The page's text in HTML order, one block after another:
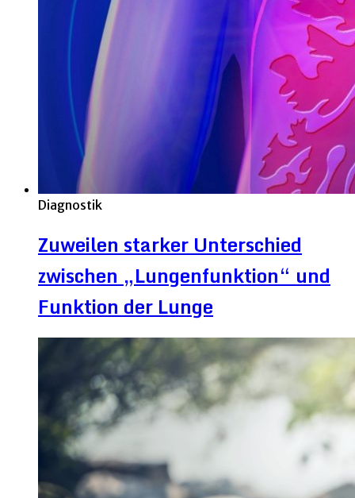
Diagnostik
Zuweilen starker Unterschied
zwischen „Lungenfunktion“ und
Funktion der Lunge